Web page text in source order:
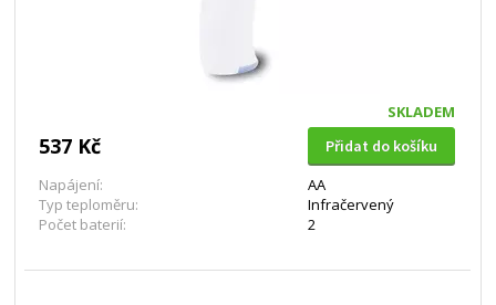
SKLADEM
537 Kč
Přidat do košíku
Napájení:
AA
Typ teploměru:
Infračervený
Počet baterií:
2